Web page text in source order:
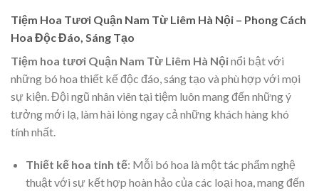
Tiệm Hoa Tươi Quận Nam Từ Liêm Hà Nội – Phong Cách
Hoa Độc Đáo, Sáng Tạo
Tiệm hoa tươi Quận Nam Từ Liêm Hà Nộinổi bật với
những bó hoa thiết kế độc đáo, sáng tạo và phù hợp với mọi
sự kiện. Đội ngũ nhân viên tại tiệm luôn mang đến những ý
tưởng mới lạ, làm hài lòng ngay cả những khách hàng khó
tính nhất.
Thiết kế hoa tinh tế: Mỗi bó hoa là một tác phẩm nghệ
thuật với sự kết hợp hoàn hảo của các loại hoa, mang đến